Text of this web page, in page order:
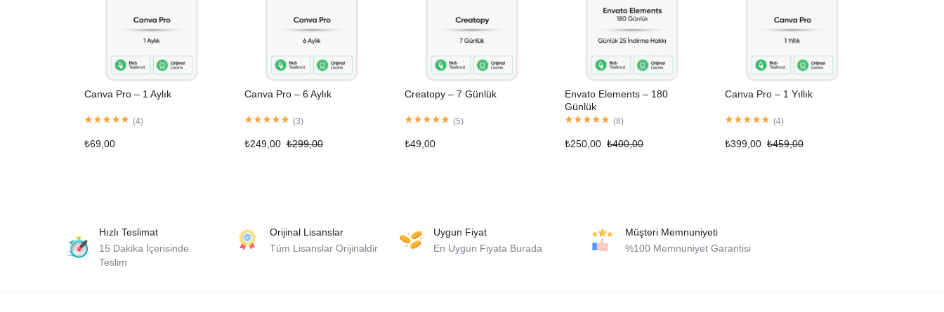
Canva Pro – 1 Aylık
(4)
₺69,00
Canva Pro – 6 Aylık
(3)
₺249,00 ₺299,00
Creatopy – 7 Günlük
(5)
₺49,00
Envato Elements – 180
Günlük
(8)
₺250,00 ₺400,00
Canva Pro – 1 Yıllık
(4)
₺399,00 ₺459,00
Hızlı Teslimat
15 Dakika İçerisinde
Teslim
Orijinal Lisanslar
Tüm Lisanslar Orijinaldir
Uygun Fiyat
En Uygun Fiyata Burada
Müşteri Memnuniyeti
%100 Memnuniyet Garantisi